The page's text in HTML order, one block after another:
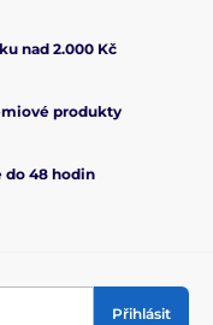
nad 2.000 Kč
produkty
do 48 hodin
Přihlásit